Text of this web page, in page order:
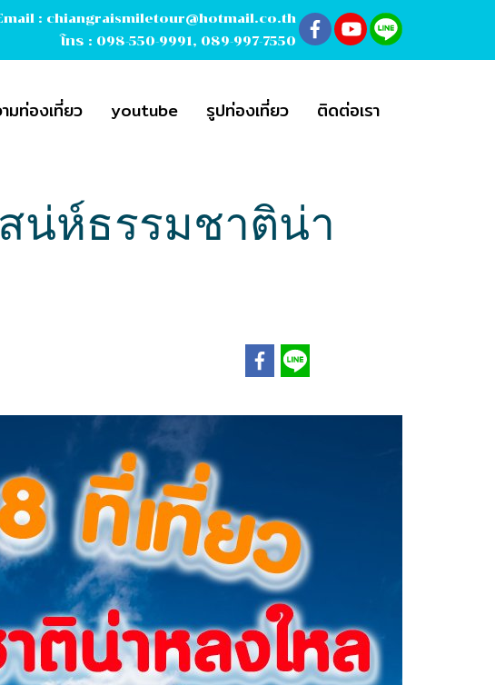
: chiangraismiletour@hotmail.co.th
โทร : 098-550-9991, 089-997-7550
มท่องเที่ยว youtube รูปท่องเที่ยว ติดต่อเรา
น่ห์ธรรมชาติน่า